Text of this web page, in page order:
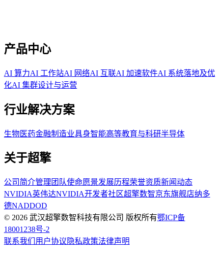
产品中心
AI 算力AI 工作站AI 网络AI 互联AI 加速软件AI 系统落地及优
化AI 集群设计与运营
行业解决方案
生物医药金融制造业具身智能高等教育与科研半导体
关于超擎
公司简介管理团队使命愿景发展历程荣誉资质新闻动态
NVIDIA英伟达NVIDIA开发者社区超擎数智京东旗舰店纳多
德NADDOD
© 2026 武汉超擎数智科技有限公司 版权所有鄂ICP备
18001238号-2
联系我们 用户协议 隐私政策法律声明